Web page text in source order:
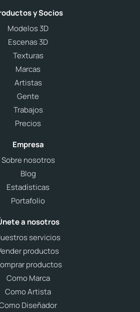
y Socios
Modelos 3D
Escenas 3D
Texturas
Marcas
Artistas
Gente
Trabajos
Precios
Empresa
Sobre nosotros
Blog
Estadísticas
Portafolio
a nosotros
servicios
productos
productos
Como Marca
Como Artista
Diseñador